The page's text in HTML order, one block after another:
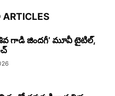
ARTICLES
గాడి జింద‌గీ’ మూవీ టైటిల్,